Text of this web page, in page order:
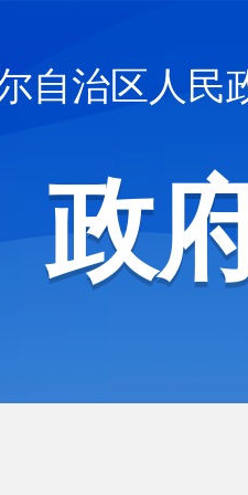
自治区人民
政